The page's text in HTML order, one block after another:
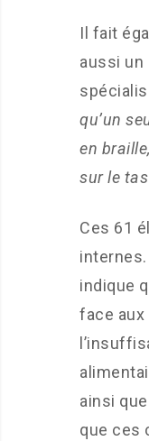
Il fait
aussi un
qu’un
en
sur le tas
Ces 61
indique
face aux
ainsi
que ces